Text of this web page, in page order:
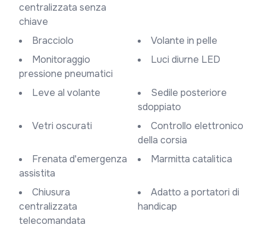
centralizzata senza
chiave
Bracciolo
Volante in pelle
Monitoraggio
pressione pneumatici
Luci diurne LED
Leve al volante
Sedile posteriore
sdoppiato
Vetri oscurati
Controllo elettronico
della corsia
Frenata d'emergenza
assistita
Marmitta catalitica
Chiusura
centralizzata
telecomandata
Adatto a portatori di
handicap